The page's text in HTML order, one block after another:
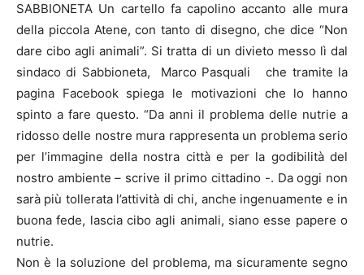
SABBIONETA Un cartello fa capolino accanto alle mura
della piccola Atene, con tanto di disegno, che dice “Non
dare cibo agli animali”. Si tratta di un divieto messo lì dal
sindaco di Sabbioneta, Marco Pasquali che tramite la
pagina Facebook spiega le motivazioni che lo hanno
spinto a fare questo. “Da anni il problema delle nutrie a
ridosso delle nostre mura rappresenta un problema serio
per l’immagine della nostra città e per la godibilità del
nostro ambiente – scrive il primo cittadino -. Da oggi non
sarà più tollerata l’attività di chi, anche ingenuamente e in
buona fede, lascia cibo agli animali, siano esse papere o
nutrie.
Non è la soluzione del problema, ma sicuramente segno